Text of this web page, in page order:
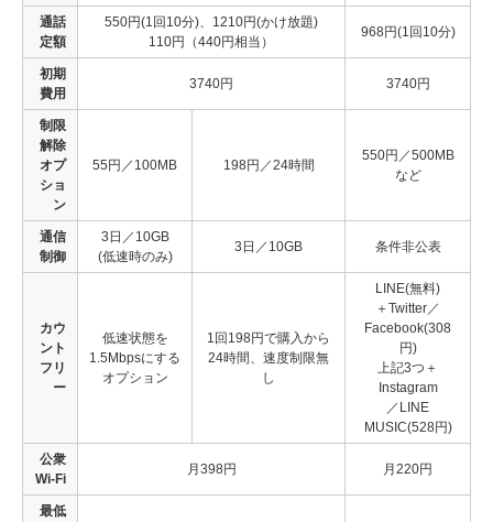
通話
定額
550円(1回10分)、1210円(かけ放題)
110円（440円相当）
968円(1回10分)
初期
費用
3740円 3740円
制限
解除
オプ
ショ
ン
55円／100MB 198円／24時間
550円／500MB
など
通信
制御
3日／10GB
(低速時のみ)
3日／10GB 条件非公表
カウ
ント
フリ
ー
低速状態を
1.5Mbpsにする
オプション
1回198円で購入から
24時間、速度制限無
し
LINE(無料)
＋Twitter／
Facebook(308
円)
上記3つ＋
Instagram
／LINE
MUSIC(528円)
公衆
Wi-Fi
月398円 月220円
最低